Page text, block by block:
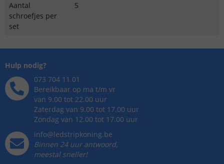
Aantal
schroefjes per
set
5
Hulp nodig?
073 704 11 01
Bereikbaar op ma t/m vr
van 9.00 tot 22.00 uur
Zaterdag van 9.00 tot 17.00 uur
Zondag van 12.00 tot 17.00 uur
info@ledstripkoning.be
Binnen 24 uur antwoord,
meestal sneller!